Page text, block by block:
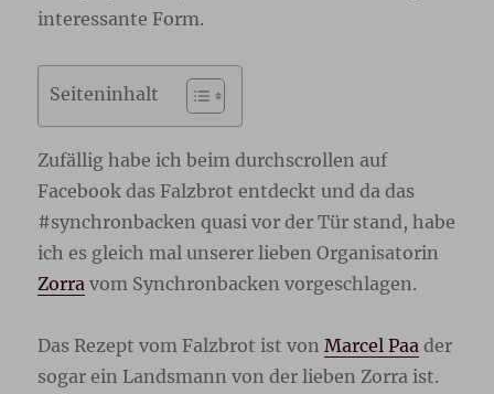
interessante Form.
Seiteninhalt
Zufällig habe ich beim durchscrollen auf
Facebook das Falzbrot entdeckt und da das
#synchronbacken quasi vor der Tür stand, habe
ich es gleich mal unserer lieben Organisatorin
Zorra vom Synchronbacken vorgeschlagen.
Das Rezept vom Falzbrot ist von Marcel Paa der
sogar ein Landsmann von der lieben Zorra ist.